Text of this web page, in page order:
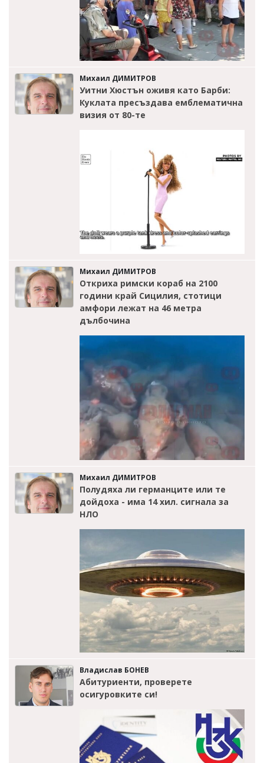
Михаил ДИМИТРОВ
Уитни Хюстън оживя като Барби:
Куклата пресъздава емблематична
визия от 80-те
Михаил ДИМИТРОВ
Откриха римски кораб на 2100
години край Сицилия, стотици
амфори лежат на 46 метра
дълбочина
Михаил ДИМИТРОВ
Полудяха ли германците или те
дойдоха - има 14 хил. сигнала за
НЛО
Владислав БОНЕВ
Абитуриенти, проверете
осигуровките си!